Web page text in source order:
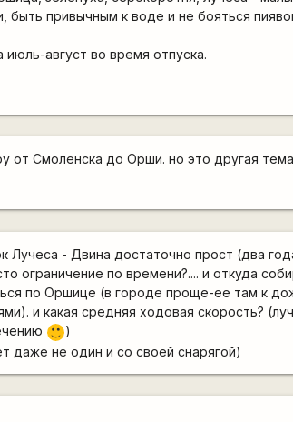
привычным к воде и не бояться
август во время отпуска.
от Смоленска до Орши. но это другая
Лучеса - Двина достаточно прост (два
ограничение по времени?.... и откуда
по Оршице (в городе проще-ее там к
и какая средняя ходовая скорость?
:) )
даже не один и со своей снарягой)